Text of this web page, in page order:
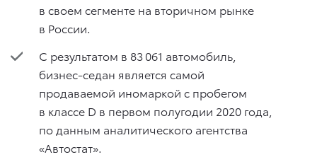
в своем сегменте на вторичном рынке
в России.
С результатом в 83 061 автомобиль,
бизнес-седан является самой
продаваемой иномаркой с пробегом
в классе D в первом полугодии 2020 года,
по данным аналитического агентства
«Автостат».